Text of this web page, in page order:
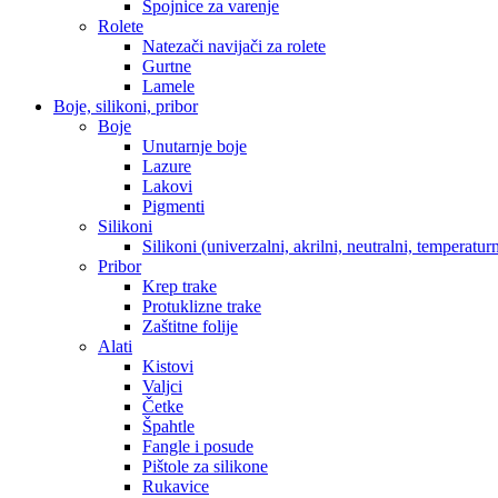
Spojnice za varenje
Rolete
Natezači navijači za rolete
Gurtne
Lamele
Boje, silikoni, pribor
Boje
Unutarnje boje
Lazure
Lakovi
Pigmenti
Silikoni
Silikoni (univerzalni, akrilni, neutralni,
Pribor
Krep trake
Protuklizne trake
Zaštitne folije
Alati
Kistovi
Valjci
Četke
Špahtle
Fangle i posude
Pištole za silikone
Rukavice